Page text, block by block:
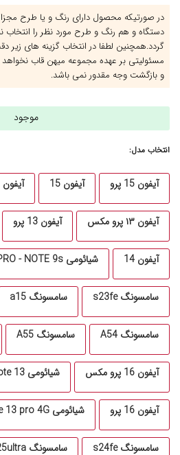
در صورتیکه محصول دارای رنگ و یا طرح
دستگاه و هم رنگ و طرح مورد نظر را انتخاب
گردد.همچنین لطفا در انتخاب گزینه های زیر
مسئولیتی بر عهده مجموعه میهن قاب
و بازگشت وجه مقدور نمی باشد.
موجود
انتخاب مدل:
آیفون 15 پرو آیفون 15 آیفون 13
آیفون ۱۳ پرو مکس آیفون 13 پرو
آیفون 14 شیائومی REDMI NOTE 9 PRO - NOTE 9s
سامسونگ s23fe سامسونگ a15
سامسونگ A54 سامسونگ A55
آیفون 16 پرو مکس شیائومی Redmi Note 13
آیفون 16 پرو شیائومی redmi note 13 pro 4G
سامسونگ s24fe سامسونگ s25ultra